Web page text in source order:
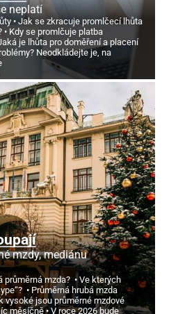
neplatí
Jak se zkracuje promlčecí lhůta
Kdy se promlčuje platba
je lhůta pro doměření a placení
Neodkládejte je, na
mzdy, mediánu
průměrná mzda?
Ve kterých
Průměrná hrubá mzda
vysoké jsou průměrné mzdové
měsíčně
V roce 2026 bude